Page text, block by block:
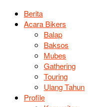
Berita
Acara Bikers
Balap
Baksos
Mubes
Gathering
Touring
Ulang Tahun
Profile